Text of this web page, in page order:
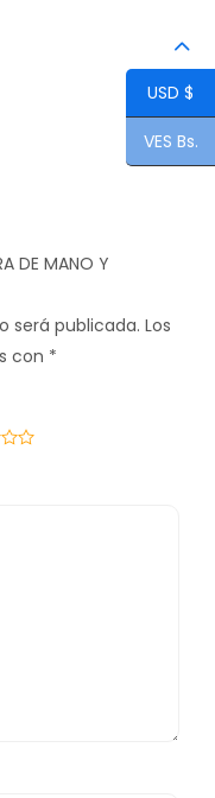
DE MANO Y
será publicada. Los
con *
USD $
VES Bs.